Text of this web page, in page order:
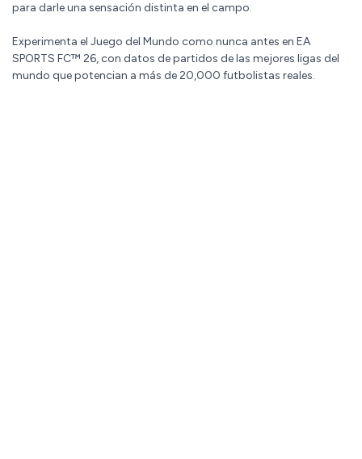
para darle una sensación distinta en el campo.
Experimenta el Juego del Mundo como nunca antes en EA
SPORTS FC™ 26, con datos de partidos de las mejores ligas del
mundo que potencian a más de 20,000 futbolistas reales.